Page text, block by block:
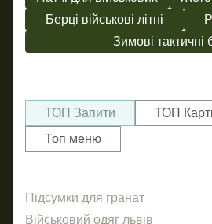
Берці військові літні
Зимові тактичні
ТОП Запити
ТОП
Топ меню
Підсумки для гранат
Військовий одяг львів